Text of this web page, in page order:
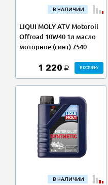
В НАЛИЧИИ
LIQUI MOLY ATV Motoroil
Offroad 10W40 1л масло
моторное (синт) 7540
1 220 a В КОРЗИНУ
В НАЛИЧИИ